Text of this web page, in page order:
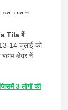
Tila में
13-14 जुलाई को
क्षेत्र में
3 लोगों की